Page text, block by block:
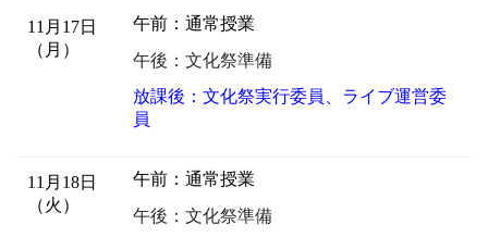
11月17日
（月）
午前：通常授業
午後：文化祭準備
放課後：文化祭実行委員、ライブ運営委
員
11月18日
（火）
午前：通常授業
午後：文化祭準備